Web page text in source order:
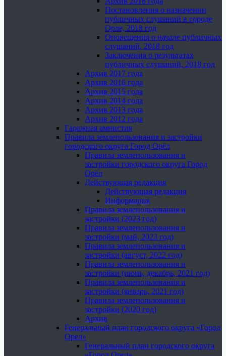
Постановления о назначении
публичных слушаний в городе
Орле, 2018 год
Оповещения о начале публичных
слушаний, 2018 год
Заключения о результатах
публичных слушаний, 2018 год
Архив 2017 года
Архив 2016 года
Архив 2015 года
Архив 2014 года
Архив 2013 года
Архив 2012 года
Гаражная амнистия
Правила землепользования и застройки
городского округа Город Орёл
Правила землепользования и
застройки городского округа Город
Орёл
Действующая редакция
Действующая редакция
Информация
Правила землепользования и
застройки (2023 год)
Правила землепользования и
застройки (май, 2023 год)
Правила землепользования и
застройки (август, 2022 год)
Правила землепользования и
застройки (июнь, декабрь, 2021 год)
Правила землепользования и
застройки (январь, 2021 год)
Правила землепользования и
застройки (2020 год)
Архив
Генеральный план городского округа «Город
Орел»
Генеральный план городского округа